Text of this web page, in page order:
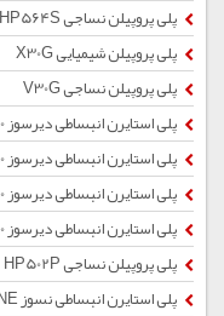
پلی پروپیلن نساجی HP564S
پلی پروپیلن شیمیایی X30G
پلی پروپیلن نساجی V30G
پلی استایرن انبساطی دیرسوز SE150
پلی استایرن انبساطی دیرسوز SE350
پلی استایرن انبساطی دیرسوز SE250
پلی استایرن انبساطی دیرسوز SE100
پلی پروپیلن نساجی HP502P
پلی استایرن انبساطی نسوز SE FINE